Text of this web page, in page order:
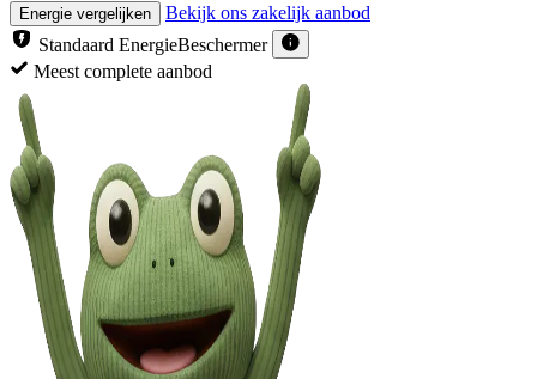
Energie vergelijken
Bekijk ons zakelijk aanbod
Standaard EnergieBeschermer
Met gratis EnergieBeschermer